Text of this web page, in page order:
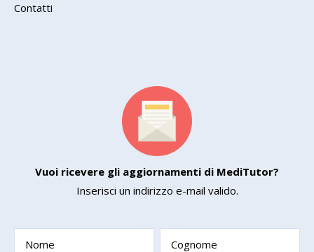
Contatti
Vuoi ricevere gli aggiornamenti di MediTutor?
Inserisci un indirizzo e-mail valido.
Nome Cognome